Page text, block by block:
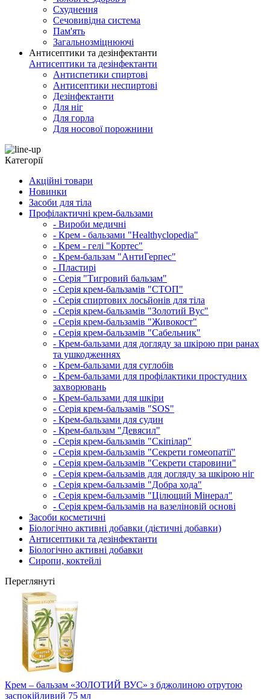
Схуднення
Сечовивідна система
Пам'ять
Загальнозміцнюючі
Антисептики та дезінфектанти
Антисептики та дезінфектанти
Антиспетики спиртові
Антисептики неспиртові
Дезінфектанти
Для ніг
Для горла
Для носової порожнини
Категорії
Акційні товари
Новинки
Засоби для тіла
Профілактичні крем-бальзами
- Вироби медичні
- Крем - бальзами "Healthyclopedia"
- Крем - гелі "Кортес"
- Крем-бальзам "АнтиГерпес"
- Пластирі
- Серія "Тигровий бальзам"
- Серія крем-бальзамів "СТОП"
- Серія спиртових лосьйонів для тіла
- Серія крем-бальзамів "Золотий Вус"
- Серія крем-бальзамів "Живокост"
- Серія крем-бальзамів "Сабельник"
- Крем-бальзами для догляду за шкірою при ранах
та ушкодженнях
- Крем-бальзами для суглобів
- Крем-бальзами для профілактики простудних
захворювань
- Крем-бальзами для шкіри
- Серія крем-бальзамів "SOS"
- Крем-бальзами для судин
- Крем-бальзам "Девясил"
- Серія крем-бальзамів "Скіпілар"
- Серія крем-бальзамів "Секрети гомеопатії"
- Серія крем-бальзамів "Секрети старовини"
- Серія крем-бальзамів для догляду за шкірою ніг
- Серія крем-бальзамів "Добра хода"
- Серія крем-бальзамів "Цілющий Мінерал"
- Серія крем-бальзамів на вазеліновій основі
Засоби косметичні
Біологічно активні добавки (дієтичні добавки)
Антисептики та дезінфектанти
Біологічно активні добавки
Сиропи, коктейлі
Переглянуті
Крем – бальзам «ЗОЛОТИЙ ВУС» з бджолиною отрутою
заспокійливий 75 мл